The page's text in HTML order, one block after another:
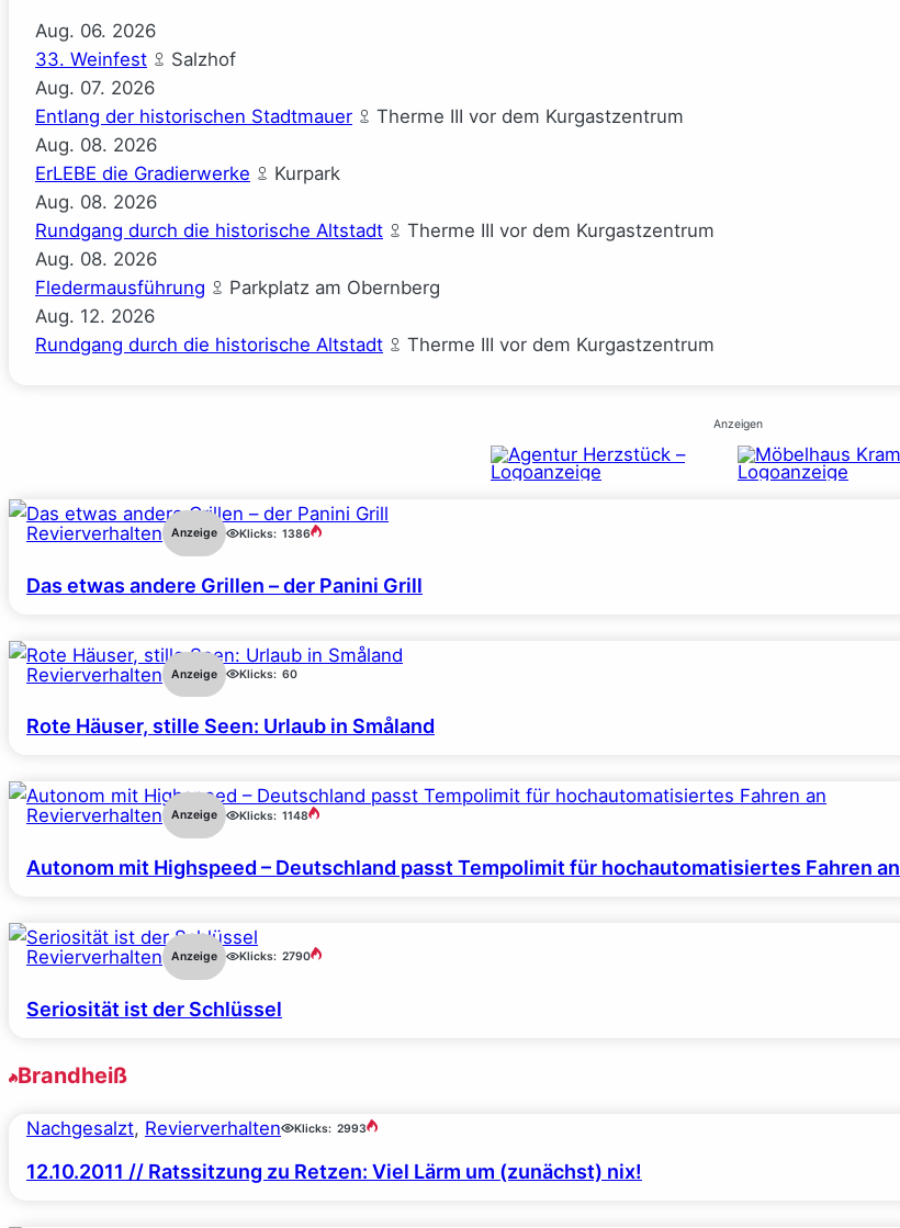
Aug. 06. 2026
33. Weinfest
Salzhof
Aug. 07. 2026
Entlang der historischen Stadtmauer
Therme III vor dem Kurgastzentrum
Aug. 08. 2026
ErLEBE die Gradierwerke
Kurpark
Aug. 08. 2026
Rundgang durch die historische Altstadt
Therme III vor dem Kurgastzentrum
Aug. 08. 2026
Fledermausführung
Parkplatz am Obernberg
Aug. 12. 2026
Rundgang durch die historische Altstadt
Therme III vor dem Kurgastzentrum
Anzeigen
Revierverhalten Anzeige Klicks: 1386
Das etwas andere Grillen – der Panini Grill
Revierverhalten Anzeige Klicks: 60
Rote Häuser, stille Seen: Urlaub in Småland
Revierverhalten Anzeige Klicks: 1148
Autonom mit Highspeed – Deutschland passt Tempolimit für hochautomatisiertes Fahren an
Revierverhalten Anzeige Klicks: 2790
Seriosität ist der Schlüssel
Brandheiß
Nachgesalzt, Revierverhalten Klicks: 2993
12.10.2011 // Ratssitzung zu Retzen: Viel Lärm um (zunächst) nix!